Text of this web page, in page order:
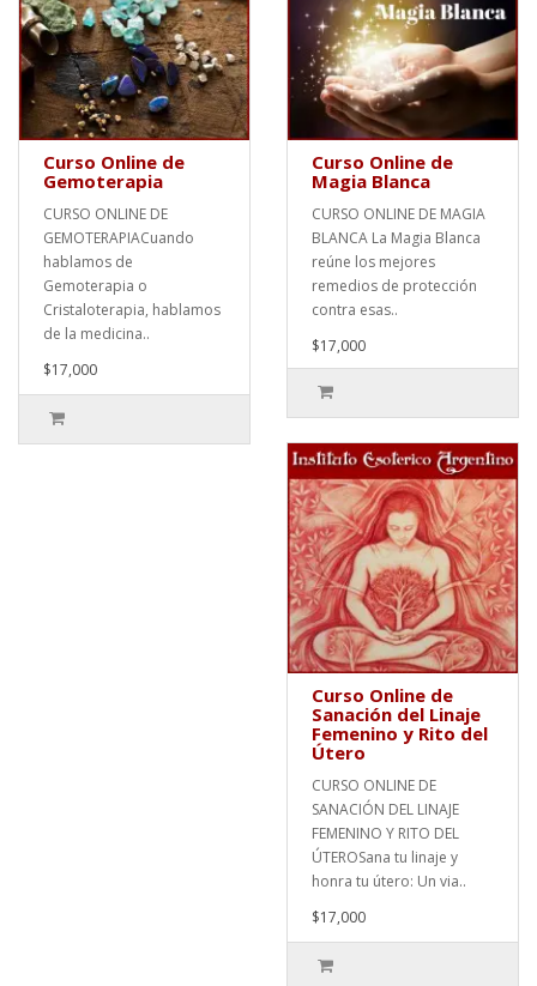
Curso Online de
Gemoterapia
CURSO ONLINE DE
GEMOTERAPIACuando
hablamos de
Gemoterapia o
Cristaloterapia, hablamos
de la medicina..
$17,000
Curso Online de
Magia Blanca
CURSO ONLINE DE MAGIA
BLANCA La Magia Blanca
reúne los mejores
remedios de protección
contra esas..
$17,000
Curso Online de
Sanación del Linaje
Femenino y Rito del
Útero
CURSO ONLINE DE
SANACIÓN DEL LINAJE
FEMENINO Y RITO DEL
ÚTEROSana tu linaje y
honra tu útero: Un via..
$17,000